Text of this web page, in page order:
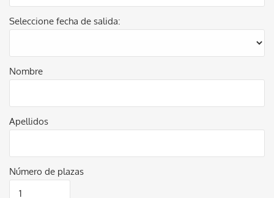
Seleccione fecha de salida:
Nombre
Apellidos
Número de plazas